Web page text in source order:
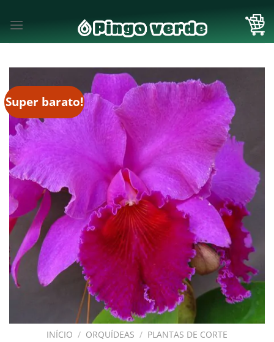
Super barato!
INÍCIO / ORQUÍDEAS / PLANTAS DE CORTE